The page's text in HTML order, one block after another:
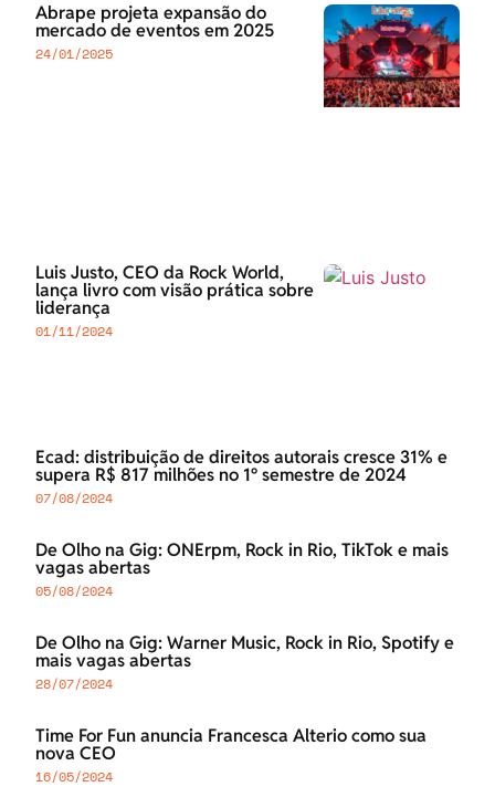
Abrape projeta expansão do
mercado de eventos em 2025
24/01/2025
Luis Justo, CEO da Rock World,
lança livro com visão prática sobre
liderança
01/11/2024
Ecad: distribuição de direitos autorais cresce 31% e
supera R$ 817 milhões no 1º semestre de 2024
07/08/2024
De Olho na Gig: ONErpm, Rock in Rio, TikTok e mais
vagas abertas
05/08/2024
De Olho na Gig: Warner Music, Rock in Rio, Spotify e
mais vagas abertas
28/07/2024
Time For Fun anuncia Francesca Alterio como sua
nova CEO
16/05/2024